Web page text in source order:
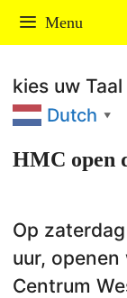
Ga
naar
inhoud
Menu
kies uw
Dutch ▼
HMC open
Op
uur,
Centrum